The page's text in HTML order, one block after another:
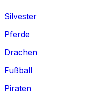
Silvester
Pferde
Drachen
Fußball
Piraten